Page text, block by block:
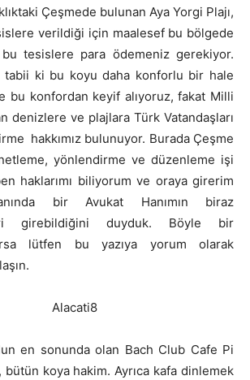
Çeşmede bulunan Aya Yorgi Plajı,
verildiği için maalesef bu bölgede
tesislere para ödemeniz gerekiyor.
tabii ki bu koyu daha konforlu bir hale
bu konfordan keyif alıyoruz, fakat Milli
denizlere ve plajlara Türk Vatandaşları
hakkımız bulunuyor. Burada Çeşme
yönlendirme ve düzenleme işi
haklarımı biliyorum ve oraya girerim
bir Avukat Hanımın biraz
girebildiğini duyduk. Böyle bir
lütfen bu yazıya yorum olarak
en sonunda olan Bach Club Cafe Pi
koya hakim. Ayrıca kafa dinlemek